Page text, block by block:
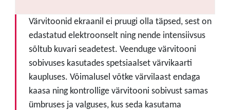
Värvitoonid ekraanil ei pruugi olla täpsed, sest on
edastatud elektroonselt ning nende intensiivsus
sõltub kuvari seadetest. Veenduge värvitooni
sobivuses kasutades spetsiaalset värvikaarti
kaupluses. Võimalusel võtke värvilaast endaga
kaasa ning kontrollige värvitooni sobivust samas
ümbruses ja valguses, kus seda kasutama